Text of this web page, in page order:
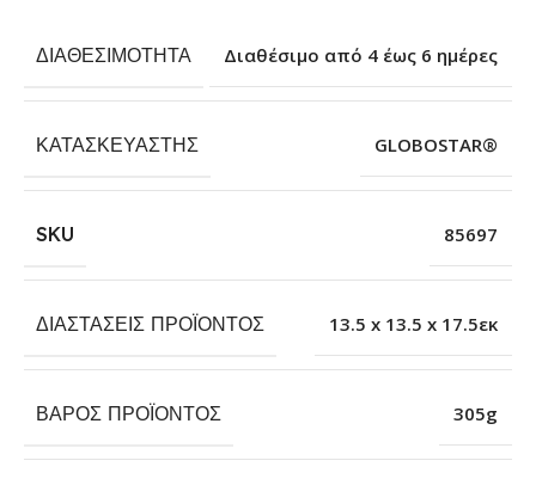
ΔΙΑΘΕΣΙΜΌΤΗΤΑ Διαθέσιμο από 4 έως 6 ημέρες
ΚΑΤΑΣΚΕΥΑΣΤΉΣ GLOBOSTAR®
SKU 85697
ΔΙΑΣΤΆΣΕΙΣ ΠΡΟΪΌΝΤΟΣ 13.5 x 13.5 x 17.5εκ
ΒΆΡΟΣ ΠΡΟΪΌΝΤΟΣ 305g